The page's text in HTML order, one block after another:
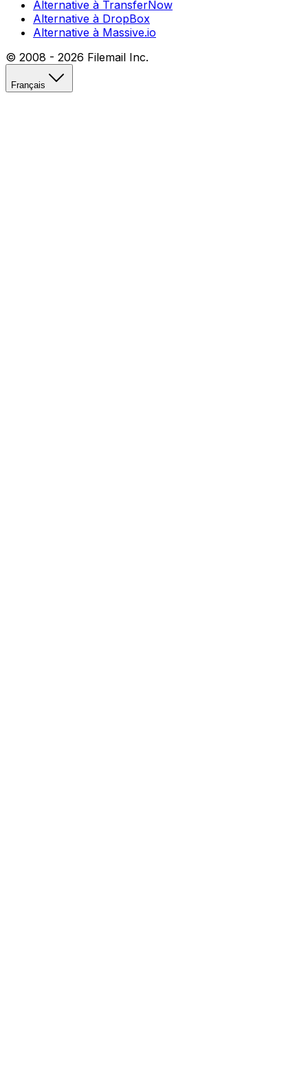
Alternative à TransferNow
Alternative à DropBox
Alternative à Massive.io
© 2008 - 2026 Filemail Inc.
Français